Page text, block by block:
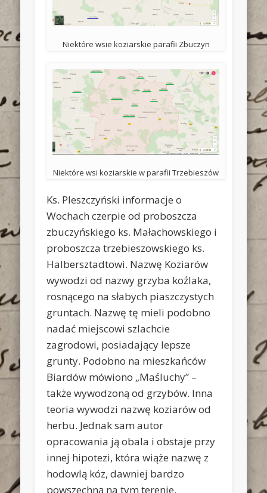
Niektóre wsie koziarskie parafii Zbuczyn
Niektóre wsi koziarskie w parafii Trzebieszów
Ks. Pleszczyński informacje o
Wochach czerpie od proboszcza
zbuczyńskiego ks. Małachowskiego i
proboszcza trzebieszowskiego ks.
Halbersztadtowi. Nazwę Koziarów
wywodzi od nazwy grzyba koźlaka,
rosnącego na słabych piaszczystych
gruntach. Nazwę tę mieli podobno
nadać miejscowi szlachcie
zagrodowi, posiadający lepsze
grunty. Podobno na mieszkańców
Biardów mówiono „Maśluchy” –
także wywodzoną od grzybów. Inna
teoria wywodzi nazwę koziarów od
herbu. Jednak sam autor
opracowania ją obala i obstaje przy
innej hipotezi, która wiąże nazwę z
hodowlą kóz, dawniej bardzo
powszechną na tym terenie.